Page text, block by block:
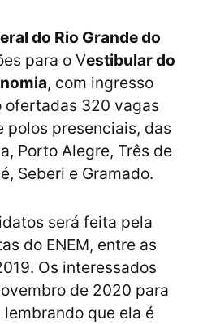
do Rio Grande do
para o Vestibular do
, com ingresso
ofertadas 320 vagas
polos presenciais, das
Porto Alegre, Três de
Seberi e Gramado.
será feita pela
do ENEM, entre as
Os interessados
de 2020 para
que ela é